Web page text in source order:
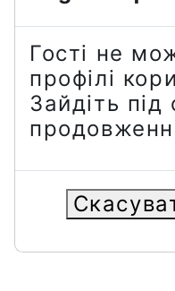
Гості не
профілі
Зайдіть під